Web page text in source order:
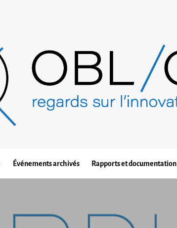
Événements archivés Rapports et documentation